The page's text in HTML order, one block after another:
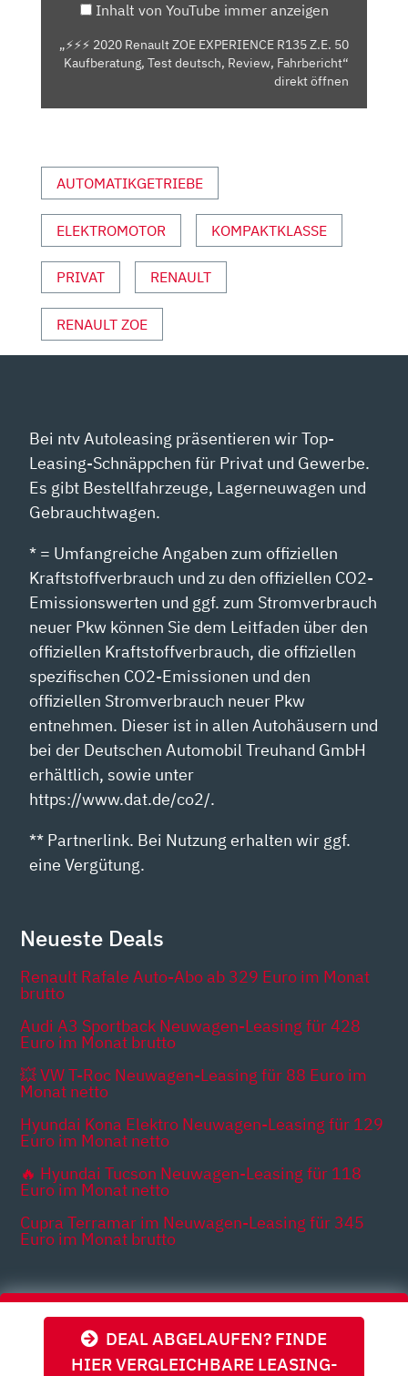
DEAL ABGELAUFEN? FINDE
HIER VERGLEICHBARE LEASING-
KAUFBERATUNG,
TEST
YOUTUBE
ANZEIGEN
Inhalt von YouTube immer anzeigen
„⚡️⚡️⚡️ 2020 Renault ZOE EXPERIENCE R135 Z.E. 50
Kaufberatung, Test deutsch, Review, Fahrbericht“
direkt öffnen
AUTOMATIKGETRIEBE
ELEKTROMOTOR KOMPAKTKLASSE
PRIVAT RENAULT
RENAULT ZOE
Bei ntv Autoleasing präsentieren wir Top-
Leasing-Schnäppchen für Privat und Gewerbe.
Es gibt Bestellfahrzeuge, Lagerneuwagen und
Gebrauchtwagen.
* = Umfangreiche Angaben zum offiziellen
Kraftstoffverbrauch und zu den offiziellen CO2-
Emissionswerten und ggf. zum Stromverbrauch
neuer Pkw können Sie dem Leitfaden über den
offiziellen Kraftstoffverbrauch, die offiziellen
spezifischen CO2-Emissionen und den
offiziellen Stromverbrauch neuer Pkw
entnehmen. Dieser ist in allen Autohäusern und
bei der Deutschen Automobil Treuhand GmbH
erhältlich, sowie unter
https://www.dat.de/co2/.
** Partnerlink. Bei Nutzung erhalten wir ggf.
eine Vergütung.
Neueste Deals
Renault Rafale Auto-Abo ab 329 Euro im Monat
brutto
Audi A3 Sportback Neuwagen-Leasing für 428
Euro im Monat brutto
💥 VW T-Roc Neuwagen-Leasing für 88 Euro im
Monat netto
Hyundai Kona Elektro Neuwagen-Leasing für 129
Euro im Monat netto
🔥 Hyundai Tucson Neuwagen-Leasing für 118
Euro im Monat netto
Cupra Terramar im Neuwagen-Leasing für 345
Euro im Monat brutto